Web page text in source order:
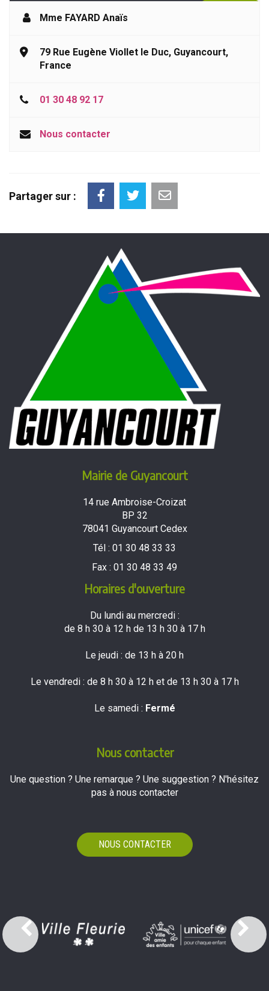
Mme FAYARD Anaïs
79 Rue Eugène Viollet le Duc, Guyancourt,
France
01 30 48 92 17
Nous contacter
Partager sur :
Mairie de Guyancourt
14 rue Ambroise-Croizat
BP 32
78041 Guyancourt Cedex
Tél : 01 30 48 33 33
Fax : 01 30 48 33 49
Horaires d'ouverture
Du lundi au mercredi :
de 8 h 30 à 12 h de 13 h 30 à 17 h
Le jeudi : de 13 h à 20 h
Le vendredi : de 8 h 30 à 12 h et de 13 h 30 à 17 h
Le samedi : Fermé
Nous contacter
Une question ? Une remarque ? Une suggestion ? N'hésitez
pas à nous contacter
NOUS CONTACTER